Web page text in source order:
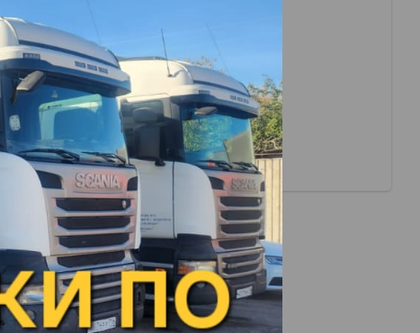
Рыбная Слобода
Рязань
Самара
Санкт-Петербург